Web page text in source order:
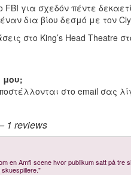
FBI για σχεδόν πέντε
δια βίου δεσμό με τον
στο King’s Head Theatre
μου;
στο email σας
1 reviews
en Amfi scene hvor publikum satt på